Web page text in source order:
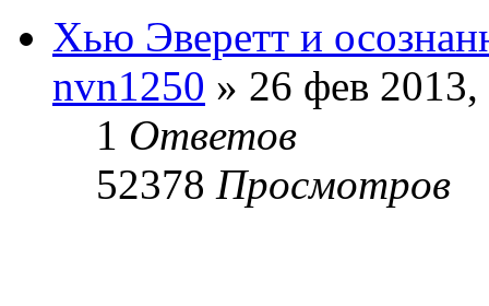
Хью Эверетт и
nvn1250 » 26 фев
1 Ответов
52378 Просмотров